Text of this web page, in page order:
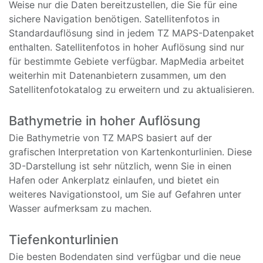
Weise nur die Daten bereitzustellen, die Sie für eine
sichere Navigation benötigen. Satellitenfotos in
Standardauflösung sind in jedem TZ MAPS-Datenpaket
enthalten. Satellitenfotos in hoher Auflösung sind nur
für bestimmte Gebiete verfügbar. MapMedia arbeitet
weiterhin mit Datenanbietern zusammen, um den
Satellitenfotokatalog zu erweitern und zu aktualisieren.
Bathymetrie in hoher Auflösung
Die Bathymetrie von TZ MAPS basiert auf der
grafischen Interpretation von Kartenkonturlinien. Diese
3D-Darstellung ist sehr nützlich, wenn Sie in einen
Hafen oder Ankerplatz einlaufen, und bietet ein
weiteres Navigationstool, um Sie auf Gefahren unter
Wasser aufmerksam zu machen.
Tiefenkonturlinien
Die besten Bodendaten sind verfügbar und die neue